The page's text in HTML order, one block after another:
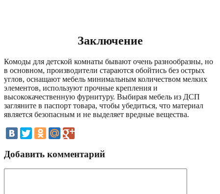
Заключение
Комоды для детской комнаты бывают очень разнообразны, но
в основном, производители стараются обойтись без острых
углов, оснащают мебель минимальным количеством мелких
элементов, используют прочные крепления и
высококачественную фурнитуру. Выбирая мебель из ДСП
загляните в паспорт товара, чтобы убедиться, что материал
является безопасным и не выделяет вредные вещества.
Добавить комментарий